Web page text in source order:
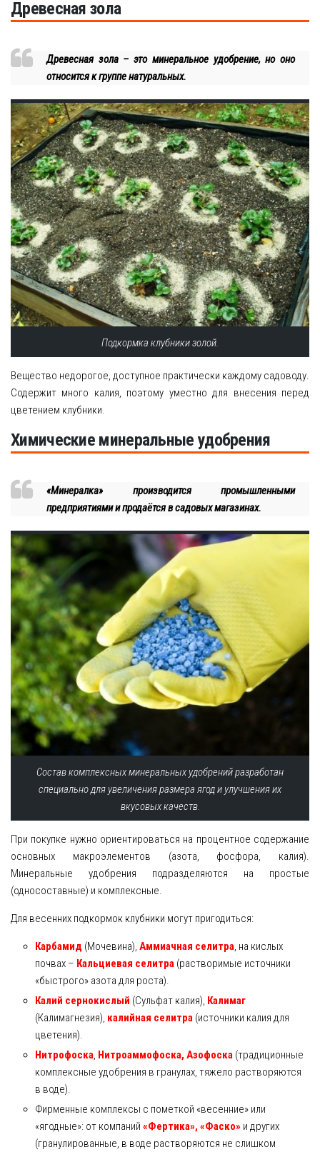
Древесная зола
Древесная зола – это минеральное удобрение, но оно
относится к группе натуральных.
Подкормка клубники золой.
Вещество недорогое, доступное практически каждому садоводу.
Содержит много калия, поэтому уместно для внесения перед
цветением клубники.
Химические минеральные удобрения
«Минералка» производится промышленными
предприятиями и продаётся в садовых магазинах.
Состав комплексных минеральных удобрений разработан
специально для увеличения размера ягод и улучшения их
вкусовых качеств.
При покупке нужно ориентироваться на процентное содержание
основных макроэлементов (азота, фосфора, калия).
Минеральные удобрения подразделяются на простые
(односоставные) и комплексные.
Для весенних подкормок клубники могут пригодиться:
Карбамид (Мочевина), Аммиачная селитра, на кислых
почвах – Кальциевая селитра(растворимые источники
«быстрого» азота для роста).
Калий сернокислый (Сульфат калия), Калимаг
(Калимагнезия), калийная селитра(источники калия для
цветения).
Нитрофоска, Нитроаммофоска, Азофоска(традиционные
комплексные удобрения в гранулах, тяжело растворяются
в воде).
Фирменные комплексы с пометкой «весенние» или
«ягодные»: от компаний «Фертика», «Фаско» и других
(гранулированные, в воде растворяются не слишком